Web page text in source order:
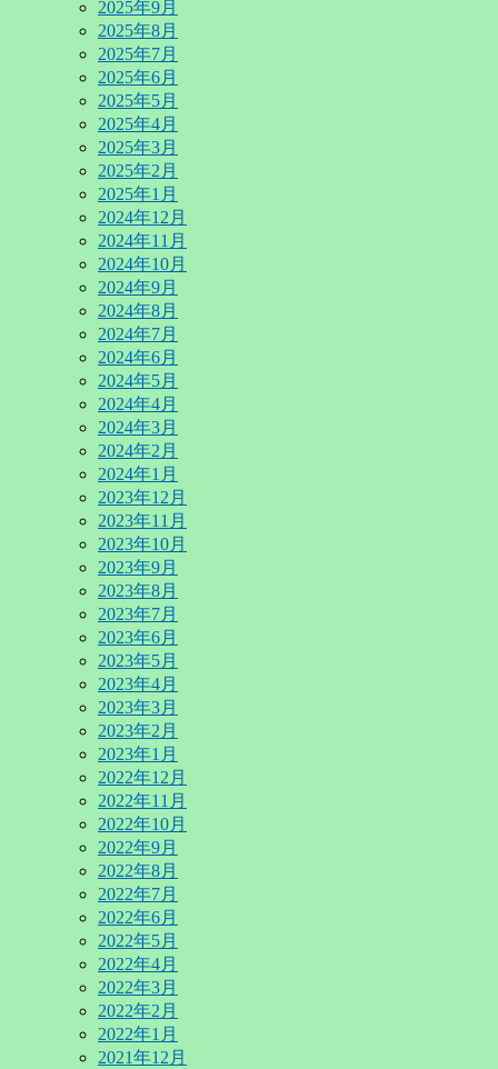
2025年9月
2025年8月
2025年7月
2025年6月
2025年5月
2025年4月
2025年3月
2025年2月
2025年1月
2024年12月
2024年11月
2024年10月
2024年9月
2024年8月
2024年7月
2024年6月
2024年5月
2024年4月
2024年3月
2024年2月
2024年1月
2023年12月
2023年11月
2023年10月
2023年9月
2023年8月
2023年7月
2023年6月
2023年5月
2023年4月
2023年3月
2023年2月
2023年1月
2022年12月
2022年11月
2022年10月
2022年9月
2022年8月
2022年7月
2022年6月
2022年5月
2022年4月
2022年3月
2022年2月
2022年1月
2021年12月